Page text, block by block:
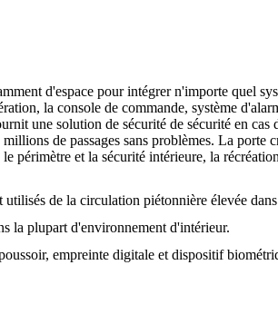
d'espace pour intégrer n'importe quel
la console de commande, système
une solution de sécurité de sécurité en cas
de passages sans problèmes. La porte
périmètre et la sécurité intérieure, la
de la circulation piétonnière élevée
la plupart d'environnement d'intérieur.
empreinte digitale et dispositif